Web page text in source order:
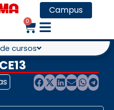
Campus
0
cursos